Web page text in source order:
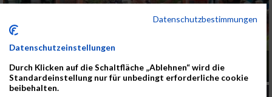
einem besonderen Stern
Datenschutzbestimmungen
Datenschutzeinstellungen
Durch Klicken auf die Schaltfläche „Ablehnen“ wird die
Standardeinstellung nur für unbedingt erforderliche cookie
beibehalten.